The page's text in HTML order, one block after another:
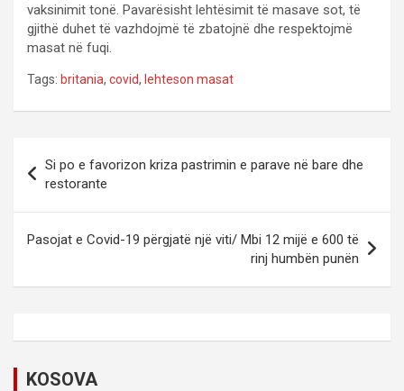
vaksinimit tonë. Pavarësisht lehtësimit të masave sot, të
gjithë duhet të vazhdojmë të zbatojnë dhe respektojmë
masat në fuqi.
Tags: britania, covid, lehteson masat
s
a
Si po e favorizon kriza pastrimin e parave në bare dhe
restorante
Pasojat e Covid-19 përgjatë një viti/ Mbi 12 mijë e 600 të
rinj humbën punën
KOSOVA